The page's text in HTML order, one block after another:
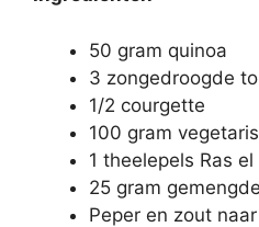
50 gram quinoa
3 zongedroogde
1/2 courgette
100 gram
1 theelepels Ras
25 gram
Peper en zout